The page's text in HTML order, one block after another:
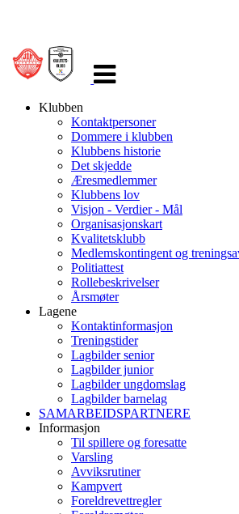
navigasjon
Klubben
Kontaktpersoner
Dommere i klubben
Klubbens historie
Det skjedde
Æresmedlemmer
Klubbens lov
Visjon - Verdier - Mål
Organisasjonskart
Kvalitetsklubb
Medlemskontingent og
Politiattest
Rollebeskrivelser
Årsmøter
Lagene
Kontaktinformasjon
Treningstider
Lagbilder senior
Lagbilder junior
Lagbilder ungdomslag
Lagbilder barnelag
SAMARBEIDSPARTNERE
Informasjon
Til spillere og foresatte
Varsling
Avviksrutiner
Kampvert
Foreldrevettregler